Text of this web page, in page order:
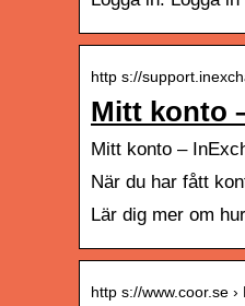
http s://
Mitt konto
Mitt konto –
När du har fått
Lär dig mer om
http s://www.coor.se